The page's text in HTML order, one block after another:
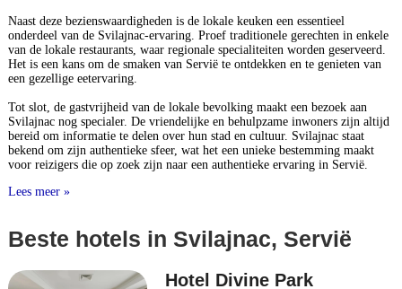
Naast deze bezienswaardigheden is de lokale keuken een essentieel
onderdeel van de Svilajnac-ervaring. Proef traditionele gerechten in enkele
van de lokale restaurants, waar regionale specialiteiten worden geserveerd.
Het is een kans om de smaken van Servië te ontdekken en te genieten van
een gezellige eetervaring.
Tot slot, de gastvrijheid van de lokale bevolking maakt een bezoek aan
Svilajnac nog specialer. De vriendelijke en behulpzame inwoners zijn altijd
bereid om informatie te delen over hun stad en cultuur. Svilajnac staat
bekend om zijn authentieke sfeer, wat het een unieke bestemming maakt
voor reizigers die op zoek zijn naar een authentieke ervaring in Servië.
Lees meer »
Beste hotels in Svilajnac, Servië
Hotel Divine Park